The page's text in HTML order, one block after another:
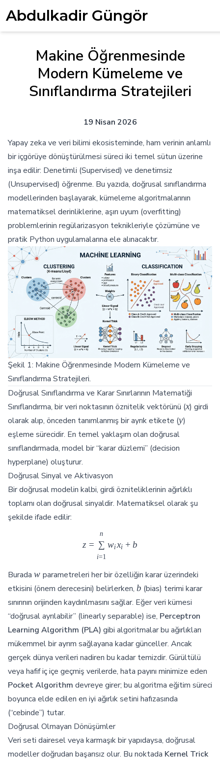
Abdulkadir Güngör
Makine Öğrenmesinde
Modern Kümeleme ve
Sınıflandırma Stratejileri
19 Nisan 2026
Yapay zeka ve veri bilimi ekosisteminde, ham verinin anlamlı
bir içgörüye dönüştürülmesi süreci iki temel sütun üzerine
inşa edilir: Denetimli (Supervised) ve denetimsiz
(Unsupervised) öğrenme. Bu yazıda, doğrusal sınıflandırma
modellerinden başlayarak, kümeleme algoritmalarının
matematiksel derinliklerine, aşırı uyum (overfitting)
problemlerinin regülarizasyon teknikleriyle çözümüne ve
pratik Python uygulamalarına ele alınacaktır.
Şekil 1: Makine Öğrenmesinde Modern Kümeleme ve
Sınıflandırma Stratejileri.
Doğrusal Sınıflandırma ve Karar Sınırlarının Matematiği
Sınıflandırma, bir veri noktasının öznitelik vektörünü (x
x) girdi
olarak alıp, önceden tanımlanmış bir ayrık etikete (y
y)
eşleme sürecidir. En temel yaklaşım olan doğrusal
sınıflandırmada, model bir “karar düzlemi” (decision
hyperplane) oluşturur.
Doğrusal Sinyal ve Aktivasyon
Bir doğrusal modelin kalbi, girdi özniteliklerinin ağırlıklı
toplamı olan doğrusal sinyaldir. Matematiksel olarak şu
şekilde ifade edilir:
z =
i=1
∑
n
wixi + b
Burada w
w parametreleri her bir özelliğin karar üzerindeki
etkisini (önem derecesini) belirlerken, b
b (bias) terimi karar
sınırının orijinden kaydırılmasını sağlar. Eğer veri kümesi
“doğrusal ayrılabilir” (linearly separable) ise, Perceptron
Learning Algorithm (PLA) gibi algoritmalar bu ağırlıkları
mükemmel bir ayrım sağlayana kadar günceller. Ancak
gerçek dünya verileri nadiren bu kadar temizdir. Gürültülü
veya hafif iç içe geçmiş verilerde, hata payını minimize eden
Pocket Algorithm devreye girer; bu algoritma eğitim süreci
boyunca elde edilen en iyi ağırlık setini hafızasında
(“cebinde”) tutar.
Doğrusal Olmayan Dönüşümler
Veri seti dairesel veya karmaşık bir yapıdaysa, doğrusal
modeller doğrudan başarısız olur. Bu noktada Kernel Trick